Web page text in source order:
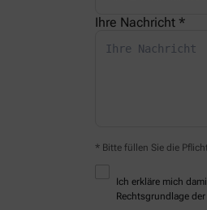
Ihre Nachricht *
* Bitte füllen Sie die
Ich erkläre mich
Rechtsgrundlage